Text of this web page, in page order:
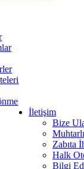
İletişim
Bize
Zabıta
Halk
Bilgi